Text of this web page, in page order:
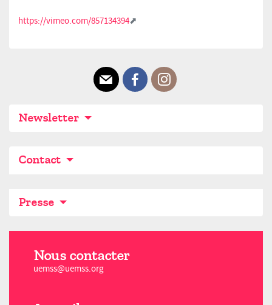
https://vimeo.com/857134394
Newsletter
Contact
Presse
Nous contacter
uemss@uemss.org